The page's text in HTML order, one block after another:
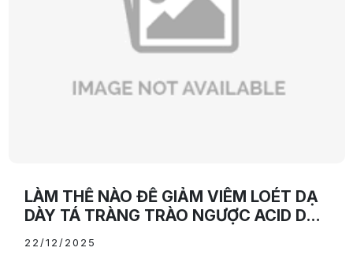
LÀM THẾ NÀO ĐỂ GIẢM VIÊM LOÉT DẠ
DÀY TÁ TRÀNG TRÀO NGƯỢC ACID DẠ
DÀY
22/12/2025